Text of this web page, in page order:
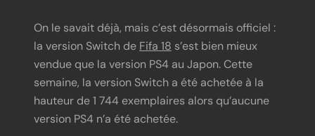
On le savait déjà, mais c’est désormais officiel :
la version Switch de Fifa 18 s’est bien mieux
vendue que la version PS4 au Japon. Cette
semaine, la version Switch a été achetée à la
hauteur de 1 744 exemplaires alors qu’aucune
version PS4 n’a été achetée.